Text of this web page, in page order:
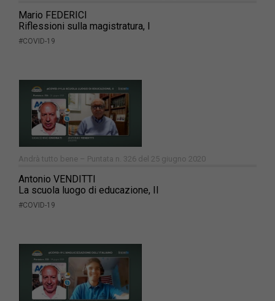
Mario FEDERICI
Riflessioni sulla magistratura, I
#COVID-19
Andrà tutto bene – Puntata n. 326 del 25 giugno 2020
Antonio VENDITTI
La scuola luogo di educazione, II
#COVID-19